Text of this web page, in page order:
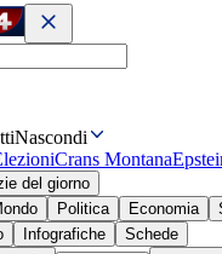
Nascondi
Crans Montana
del giorno
Politica Economia
Infografiche
Schede